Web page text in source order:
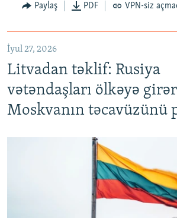
Paylaş PDF VPN-siz
İyul 27, 2026
Litvadan təklif: Rusiya
vətəndaşları ölkəyə
Moskvanın təcavüzünü